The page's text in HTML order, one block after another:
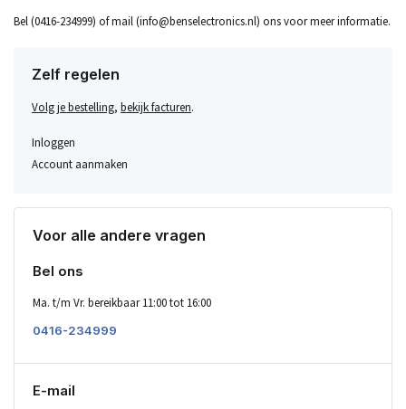
Bel (0416-234999) of mail (info@benselectronics.nl) ons voor meer informatie.
Zelf regelen
Volg je bestelling, bekijk facturen.
Inloggen
Account aanmaken
Voor alle andere vragen
Bel ons
Ma. t/m Vr. bereikbaar 11:00 tot 16:00
0416-234999
E-mail